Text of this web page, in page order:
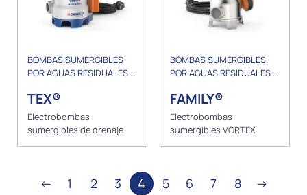
BOMBAS SUMERGIBLES
POR AGUAS RESIDUALES Y
TEX®
Electrobombas
sumergibles de drenaje
BOMBAS SUMERGIBLES
POR AGUAS RESIDUALES Y
FAMILY®
Electrobombas
sumergibles VORTEX
← 1 2 3 4 5 6 7 8 →